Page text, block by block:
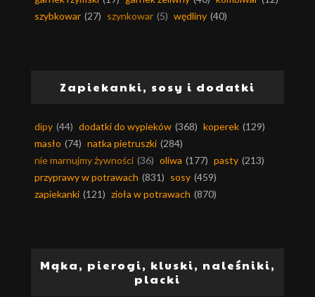
szybkowar (27) szynkowar (5) wędliny (40)
Zapiekanki, sosy i dodatki
dipy (44) dodatki do wypieków (368) koperek (129)
masło (74) natka pietruszki (284)
nie marnujmy żywności (36) oliwa (177) pasty (213)
przyprawy w potrawach (831) sosy (459)
zapiekanki (121) zioła w potrawach (870)
Mąka, pierogi, kluski, naleśniki,
placki